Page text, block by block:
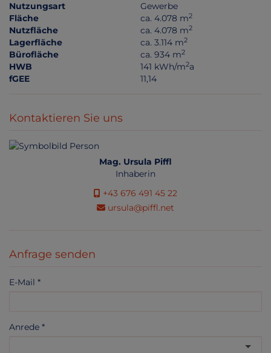
Nutzungsart
Gewerbe
Fläche
ca. 4.078 m2
Nutzfläche ca. 4.078 m2
Lagerfläche ca. 3.114 m2
Bürofläche ca. 934 m2
HWB 141 kWh/m2a
fGEE
11,14
Kontaktieren Sie uns
Mag. Ursula Piffl
Inhaberin
+43 676 491 45 22
ursula@piffl.net
Anfrage senden
E-Mail
Anrede